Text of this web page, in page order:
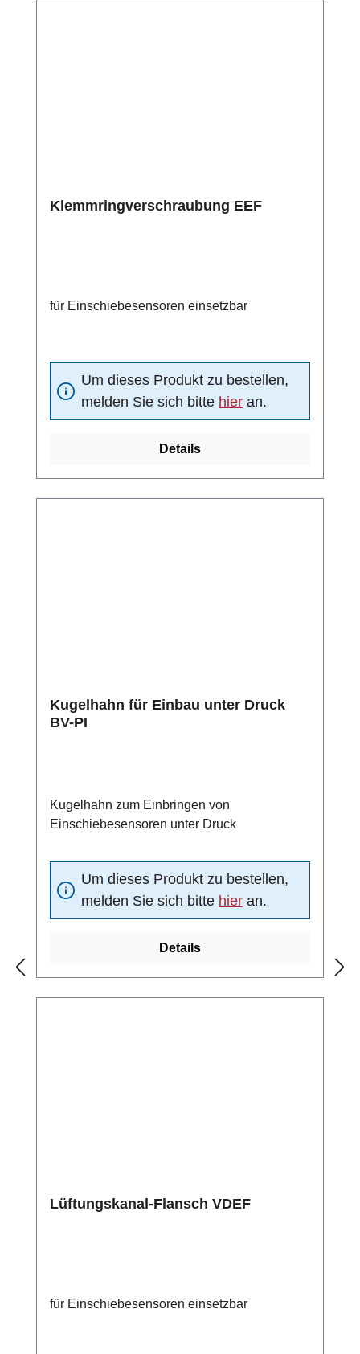
Klemmringverschraubung EEF
für Einschiebesensoren einsetzbar
Um dieses Produkt zu bestellen,
melden Sie sich bitte hier an.
Details
Kugelhahn für Einbau unter Druck
BV-PI
Kugelhahn zum Einbringen von
Einschiebesensoren unter Druck
Um dieses Produkt zu bestellen,
melden Sie sich bitte hier an.
Details
Lüftungskanal-Flansch VDEF
für Einschiebesensoren einsetzbar